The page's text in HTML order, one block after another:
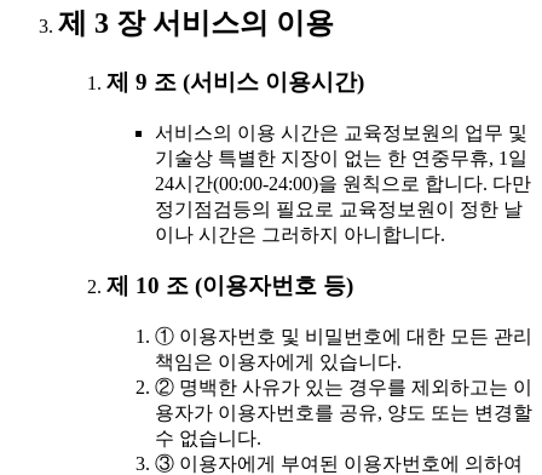
제 3 장 서비스의 이용
제 9 조 (서비스 이용시간)
서비스의 이용 시간은 교육정보원의 업무 및
기술상 특별한 지장이 없는 한 연중무휴, 1일
24시간(00:00-24:00)을 원칙으로 합니다. 다만
정기점검등의 필요로 교육정보원이 정한 날
이나 시간은 그러하지 아니합니다.
제 10 조 (이용자번호 등)
① 이용자번호 및 비밀번호에 대한 모든 관리
책임은 이용자에게 있습니다.
② 명백한 사유가 있는 경우를 제외하고는 이
용자가 이용자번호를 공유, 양도 또는 변경할
수 없습니다.
③ 이용자에게 부여된 이용자번호에 의하여